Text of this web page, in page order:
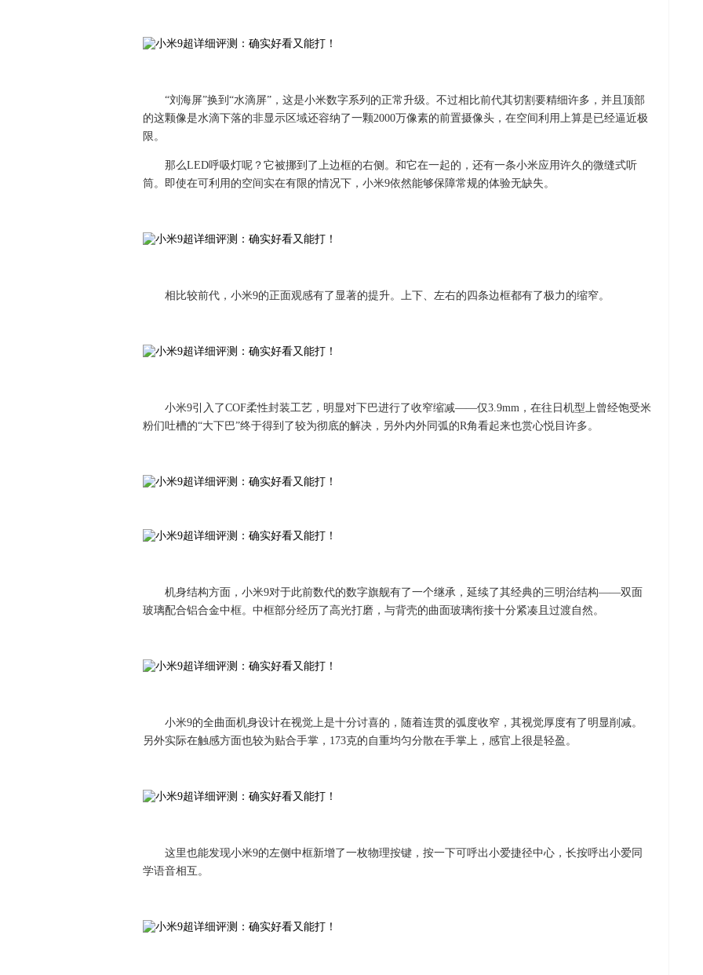
“刘海屏”换到“水滴屏”，这是小米数字系列的正常升级。不过相比前代其切割要精细许多，并且顶部
的这颗像是水滴下落的非显示区域还容纳了一颗2000万像素的前置摄像头，在空间利用上算是已经逼近极
限。
那么LED呼吸灯呢？它被挪到了上边框的右侧。和它在一起的，还有一条小米应用许久的微缝式听
筒。即使在可利用的空间实在有限的情况下，小米9依然能够保障常规的体验无缺失。
相比较前代，小米9的正面观感有了显著的提升。上下、左右的四条边框都有了极力的缩窄。
小米9引入了COF柔性封装工艺，明显对下巴进行了收窄缩减——仅3.9mm，在往日机型上曾经饱受米
粉们吐槽的“大下巴”终于得到了较为彻底的解决，另外内外同弧的R角看起来也赏心悦目许多。
机身结构方面，小米9对于此前数代的数字旗舰有了一个继承，延续了其经典的三明治结构——双面
玻璃配合铝合金中框。中框部分经历了高光打磨，与背壳的曲面玻璃衔接十分紧凑且过渡自然。
小米9的全曲面机身设计在视觉上是十分讨喜的，随着连贯的弧度收窄，其视觉厚度有了明显削减。
另外实际在触感方面也较为贴合手掌，173克的自重均匀分散在手掌上，感官上很是轻盈。
这里也能发现小米9的左侧中框新增了一枚物理按键，按一下可呼出小爱捷径中心，长按呼出小爱同
学语音相互。